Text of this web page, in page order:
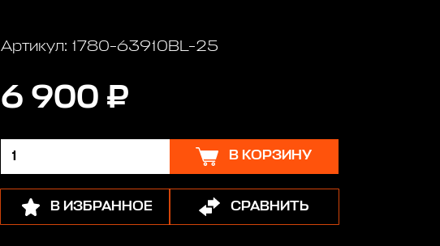
Артикул: 1780-63910BL-25
6 900 ₽
В КОРЗИНУ
В ИЗБРАННОЕ СРАВНИТЬ